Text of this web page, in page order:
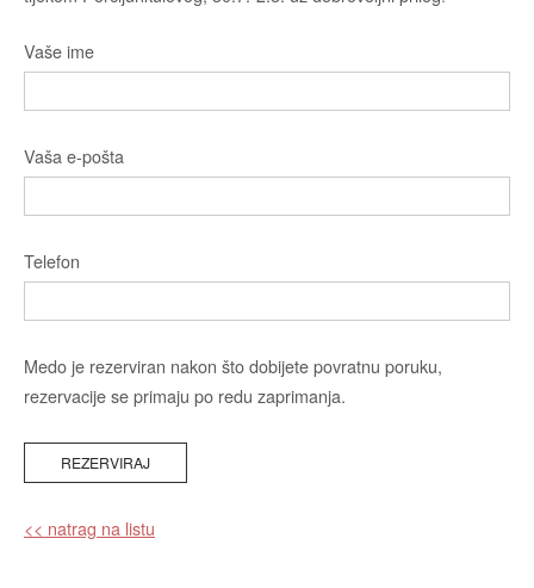
Vaše ime
Vaša e-pošta
Telefon
Medo je rezerviran nakon što dobijete povratnu poruku,
rezervacije se primaju po redu zaprimanja.
<< natrag na listu